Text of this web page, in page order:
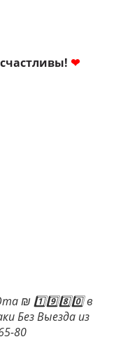
❤
₪ 1️⃣9️⃣8️⃣0️⃣ в
Без Выезда из
80